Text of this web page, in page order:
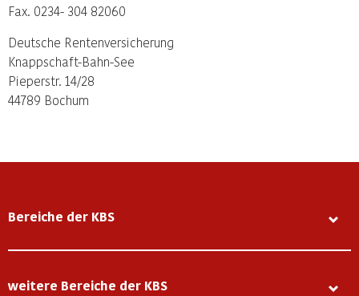
Fax. 0234- 304 82060
Deutsche Rentenversicherung
Knappschaft-Bahn-See
Pieperstr. 14/28
44789 Bochum
Bereiche der KBS
weitere Bereiche der KBS